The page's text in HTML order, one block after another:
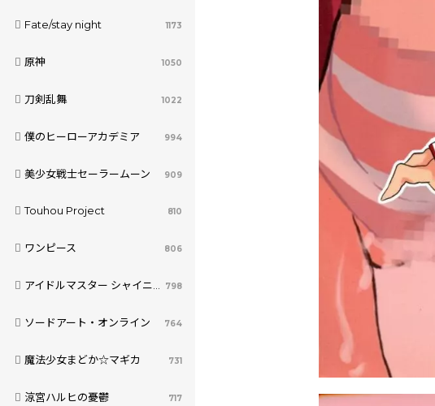
Fate/stay night 1173
原神 1050
刀剣乱舞 1022
僕のヒーローアカデミア 994
美少女戦士セーラームーン 909
Touhou Project 810
ワンピース 806
アイドルマスター シャイニーカラーズ 798
ソードアート・オンライン 764
魔法少女まどか☆マギカ 731
涼宮ハルヒの憂鬱 717